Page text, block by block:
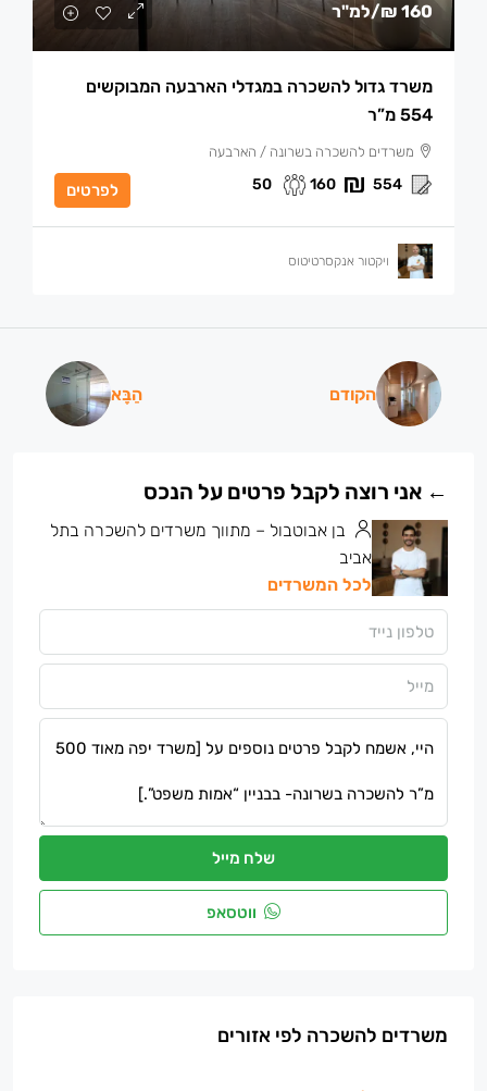
160 ₪ /למ"ר
משרד גדול להשכרה במגדלי הארבעה המבוקשים
554 מ”ר
משרדים להשכרה בשרונה / הארבעה
554
160
50 לפרטים
ויקטור אנקסרטיטוס
הקודם הַבָּא
בן אבוטבול – מתווך משרדים להשכרה בתל
אביב
לכל המשרדים
שלח מייל
ווטסאפ
משרדים להשכרה לפי אזורים